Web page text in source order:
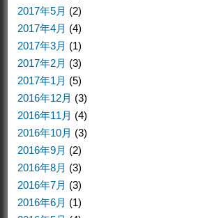
2017年5月 (2)
2017年4月 (4)
2017年3月 (1)
2017年2月 (3)
2017年1月 (5)
2016年12月 (3)
2016年11月 (4)
2016年10月 (3)
2016年9月 (2)
2016年8月 (3)
2016年7月 (3)
2016年6月 (1)